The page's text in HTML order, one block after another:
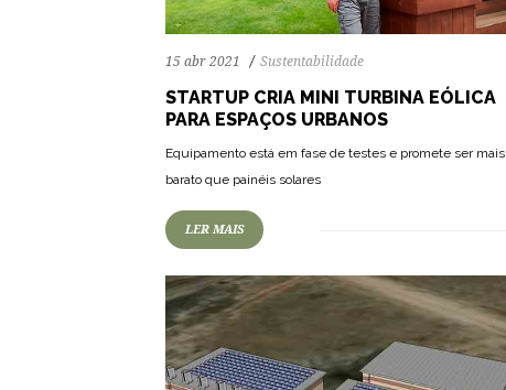
15 abr 2021 Sustentabilidade
STARTUP CRIA MINI TURBINA EÓLICA
PARA ESPAÇOS URBANOS
Equipamento está em fase de testes e promete ser mais
barato que painéis solares
LER MAIS